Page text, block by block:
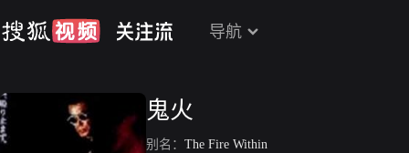
导航
鬼火
别名： The Fire Within